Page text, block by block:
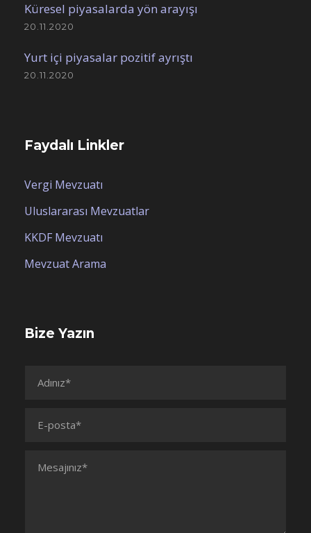
Küresel piyasalarda yön arayışı
20.11.2020
Yurt içi piyasalar pozitif ayrıştı
20.11.2020
Faydalı Linkler
Vergi Mevzuatı
Uluslararası Mevzuatlar
KKDF Mevzuatı
Mevzuat Arama
Bize Yazın